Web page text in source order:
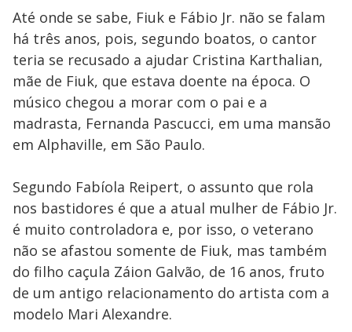
Até onde se sabe, Fiuk e Fábio Jr. não se falam
há três anos, pois, segundo boatos, o cantor
teria se recusado a ajudar Cristina Karthalian,
mãe de Fiuk, que estava doente na época. O
músico chegou a morar com o pai e a
madrasta, Fernanda Pascucci, em uma mansão
em Alphaville, em São Paulo.
Segundo Fabíola Reipert, o assunto que rola
nos bastidores é que a atual mulher de Fábio Jr.
é muito controladora e, por isso, o veterano
não se afastou somente de Fiuk, mas também
do filho caçula Záion Galvão, de 16 anos, fruto
de um antigo relacionamento do artista com a
modelo Mari Alexandre.